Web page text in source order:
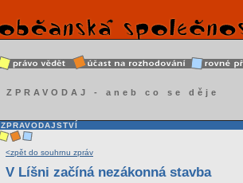
ZPRAVODAJ - aneb co se děje
ZPRAVODAJSTVÍ
<zpět do souhrnu zpráv
V Líšni začíná nezákonná stavba